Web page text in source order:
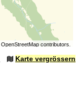
OpenStreetMapcontributors.
Karte vergrössern